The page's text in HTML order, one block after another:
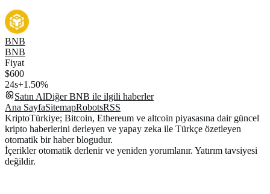
BNB
BNB
Fiyat
$600
24s+1.50%
Satın AlDiğerBNB ile ilgili haberler
Ana SayfaSitemapRobotsRSS
KriptoTürkiye; Bitcoin, Ethereum ve altcoin piyasasına dair güncel
kripto haberlerini derleyen ve yapay zeka ile Türkçe özetleyen
otomatik bir haber blogudur.
İçerikler otomatik derlenir ve yeniden yorumlanır. Yatırım tavsiyesi
değildir.